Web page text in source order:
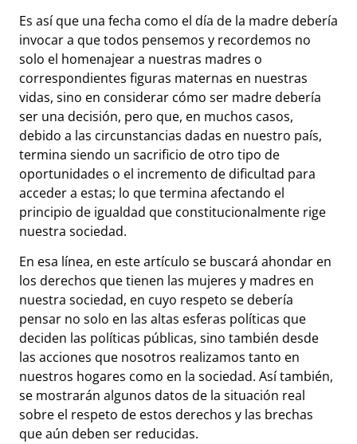
Es así que una fecha como el día de la madre debería
invocar a que todos pensemos y recordemos no
solo el homenajear a nuestras madres o
correspondientes figuras maternas en nuestras
vidas, sino en considerar cómo ser madre debería
ser una decisión, pero que, en muchos casos,
debido a las circunstancias dadas en nuestro país,
termina siendo un sacrificio de otro tipo de
oportunidades o el incremento de dificultad para
acceder a estas; lo que termina afectando el
principio de igualdad que constitucionalmente rige
nuestra sociedad.
En esa línea, en este artículo se buscará ahondar en
los derechos que tienen las mujeres y madres en
nuestra sociedad, en cuyo respeto se debería
pensar no solo en las altas esferas políticas que
deciden las políticas públicas, sino también desde
las acciones que nosotros realizamos tanto en
nuestros hogares como en la sociedad. Así también,
se mostrarán algunos datos de la situación real
sobre el respeto de estos derechos y las brechas
que aún deben ser reducidas.